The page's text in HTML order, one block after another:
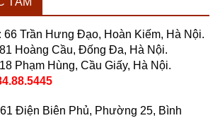
66 Trần Hưng Đạo, Hoàn Kiếm, Hà Nội.
81 Hoàng Cầu, Đống Đa, Hà Nội.
18 Phạm Hùng, Cầu Giấy, Hà Nội.
Điện Biên Phủ, Phường 25, Bình